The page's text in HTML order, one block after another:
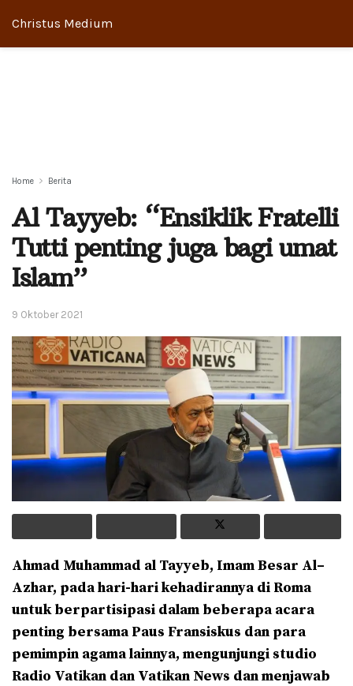
Christus Medium
Home Berita
Al Tayyeb: “Ensiklik Fratelli
Tutti penting juga bagi umat
Islam”
9 Oktober 2021
Ahmad Muhammad al Tayyeb, Imam Besar Al–
Azhar, pada hari-hari kehadirannya di Roma
untuk berpartisipasi dalam beberapa acara
penting bersama Paus Fransiskus dan para
pemimpin agama lainnya, mengunjungi studio
Radio Vatikan dan Vatikan News dan menjawab